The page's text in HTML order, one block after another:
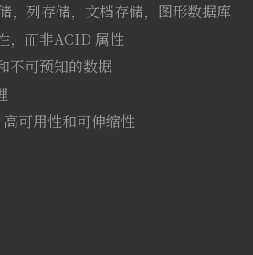
存储，文档存储，图形数据库
ACID 属性
的数据
伸缩性